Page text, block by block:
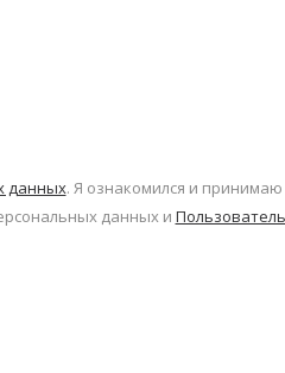
данных. Я ознакомился и принимаю
данных и